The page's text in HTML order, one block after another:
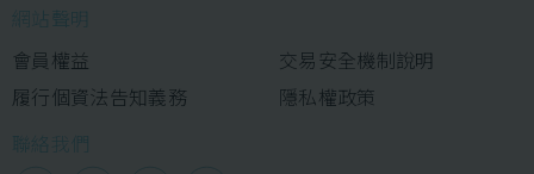
網站聲明
會員權益
履行個資法告知義務
交易安全機制說明
隱私權政策
聯絡我們